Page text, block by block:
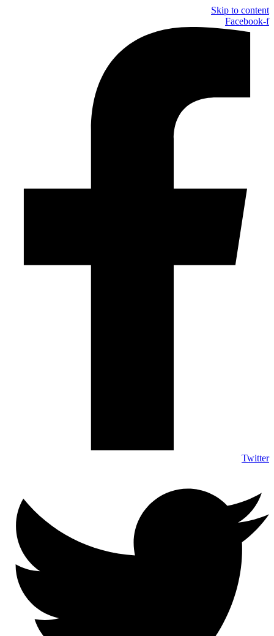
Skip to content
Facebook-f
Twitter